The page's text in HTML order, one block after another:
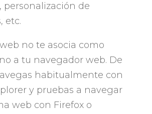
personalización de
etc.
no te asocia como
a tu navegador web. De
habitualmente con
y pruebas a navegar
web con Firefox o